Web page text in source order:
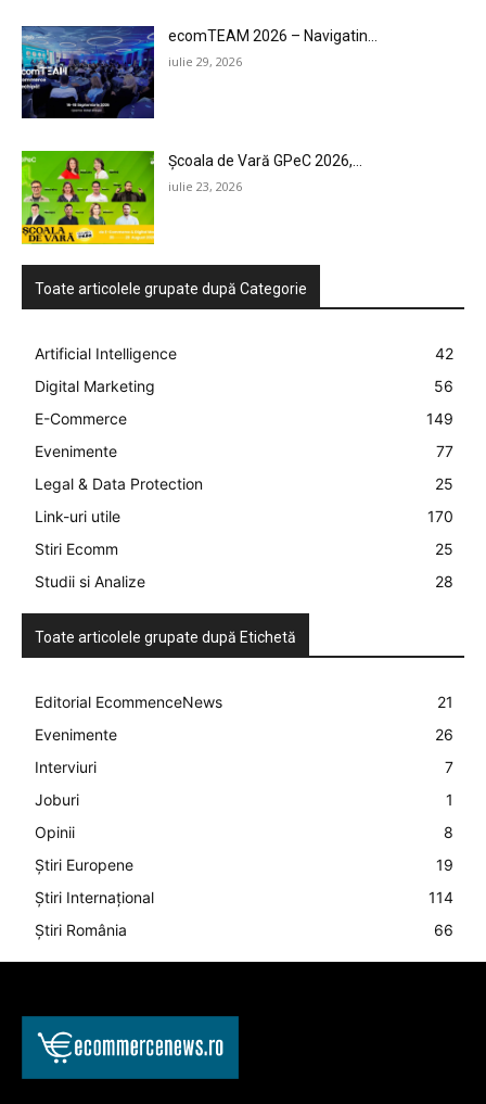
CONTACT ecomTEAM 2026 – Navigatin...
iulie 29, 2026
Școala de Vară GPeC 2026,...
iulie 23, 2026
Toate articolele grupate după Categorie
Artificial Intelligence
42
Digital Marketing
56
E-Commerce
149
Evenimente
77
Legal & Data Protection
25
Link-uri utile
170
Stiri Ecomm
25
Studii si Analize
28
Toate articolele grupate după Etichetă
Editorial EcommenceNews
21
Evenimente
26
Interviuri
7
Joburi
1
Opinii
8
Știri Europene
19
Știri Internațional
114
Știri România
66